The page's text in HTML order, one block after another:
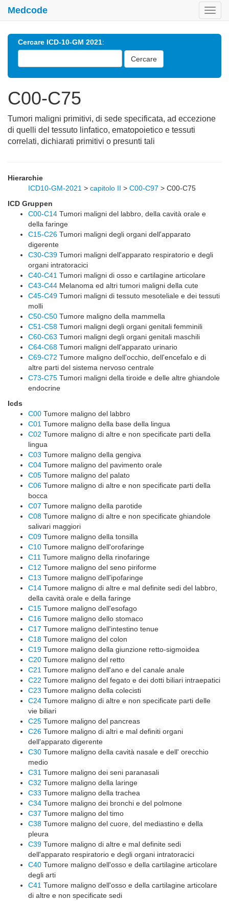
Medcode
Cercare ICD-10-GM 2021:
Cercare
C00-C75
Tumori maligni primitivi, di sede specificata, ad eccezione
di quelli del tessuto linfatico, ematopoietico e tessuti
correlati, dichiarati primitivi o presunti tali
Hierarchie
ICD10-GM-2021 > capitolo II > C00-C97 > C00-C75
ICD Gruppen
C00-C14 Tumori maligni del labbro, della cavità orale e
della faringe
C15-C26 Tumori maligni degli organi dell'apparato
digerente
C30-C39 Tumori maligni dell'apparato respiratorio e degli
organi intratoracici
C40-C41 Tumori maligni di osso e cartilagine articolare
C43-C44 Melanoma ed altri tumori maligni della cute
C45-C49 Tumori maligni di tessuto mesoteliale e dei tessuti
molli
C50-C50 Tumore maligno della mammella
C51-C58 Tumori maligni degli organi genitali femminili
C60-C63 Tumori maligni degli organi genitali maschili
C64-C68 Tumori maligni dell'apparato urinario
C69-C72 Tumore maligno dell'occhio, dell'encefalo e di
altre parti del sistema nervoso centrale
C73-C75 Tumori maligni della tiroide e delle altre ghiandole
endocrine
Icds
C00 Tumore maligno del labbro
C01 Tumore maligno della base della lingua
C02 Tumore maligno di altre e non specificate parti della
lingua
C03 Tumore maligno della gengiva
C04 Tumore maligno del pavimento orale
C05 Tumore maligno del palato
C06 Tumore maligno di altre e non specificate parti della
bocca
C07 Tumore maligno della parotide
C08 Tumore maligno di altre e non specificate ghiandole
salivari maggiori
C09 Tumore maligno della tonsilla
C10 Tumore maligno dell'orofaringe
C11 Tumore maligno della rinofaringe
C12 Tumore maligno del seno piriforme
C13 Tumore maligno dell'ipofaringe
C14 Tumore maligno di altre e mal definite sedi del labbro,
della cavità orale e della faringe
C15 Tumore maligno dell'esofago
C16 Tumore maligno dello stomaco
C17 Tumore maligno dell'intestino tenue
C18 Tumore maligno del colon
C19 Tumore maligno della giunzione retto-sigmoidea
C20 Tumore maligno del retto
C21 Tumore maligno dell'ano e del canale anale
C22 Tumore maligno del fegato e dei dotti biliari intraepatici
C23 Tumore maligno della colecisti
C24 Tumore maligno di altre e non specificate parti delle
vie biliari
C25 Tumore maligno del pancreas
C26 Tumore maligno di altri e mal definiti organi
dell'apparato digerente
C30 Tumore maligno della cavità nasale e dell' orecchio
medio
C31 Tumore maligno dei seni paranasali
C32 Tumore maligno della laringe
C33 Tumore maligno della trachea
C34 Tumore maligno dei bronchi e del polmone
C37 Tumore maligno del timo
C38 Tumore maligno del cuore, del mediastino e della
pleura
C39 Tumore maligno di altre e mal definite sedi
dell'apparato respiratorio e degli organi intratoracici
C40 Tumore maligno dell'osso e della cartilagine articolare
degli arti
C41 Tumore maligno dell'osso e della cartilagine articolare
di altre e non specificate sedi